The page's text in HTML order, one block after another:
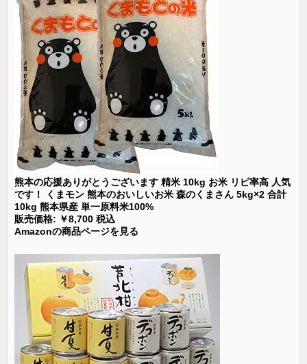
熊本の応援ありがとうございます 精米 10kg お米 リピ率高 人気
です！ くまモン 熊本のおいしいお米 森のくまさん 5kg×2 合計
10kg 熊本県産 単一原料米100%
販売価格: ￥8,700 税込
Amazonの商品ページを見る